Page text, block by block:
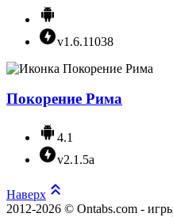
v1.6.11038
Покорение Рима
4.1
v2.1.5a
Наверх
2012-2026 © Ontabs.com -